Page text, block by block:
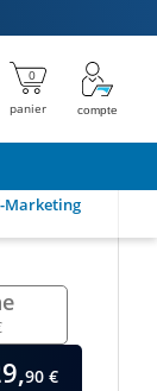
Marketing
90 €